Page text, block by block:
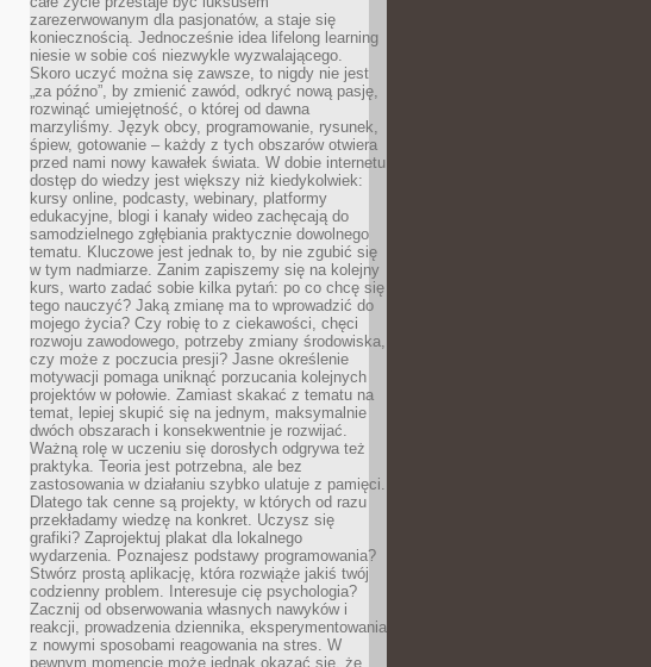
zarezerwowanym dla pasjonatów, a staje się
koniecznością. Jednocześnie idea lifelong learning
niesie w sobie coś niezwykle wyzwalającego.
Skoro uczyć można się zawsze, to nigdy nie jest
„za późno”, by zmienić zawód, odkryć nową pasję,
rozwinąć umiejętność, o której od dawna
marzyliśmy. Język obcy, programowanie, rysunek,
śpiew, gotowanie – każdy z tych obszarów otwiera
przed nami nowy kawałek świata. W dobie internetu
dostęp do wiedzy jest większy niż kiedykolwiek:
kursy online, podcasty, webinary, platformy
edukacyjne, blogi i kanały wideo zachęcają do
samodzielnego zgłębiania praktycznie dowolnego
tematu. Kluczowe jest jednak to, by nie zgubić się
w tym nadmiarze. Zanim zapiszemy się na kolejny
kurs, warto zadać sobie kilka pytań: po co chcę się
tego nauczyć? Jaką zmianę ma to wprowadzić do
mojego życia? Czy robię to z ciekawości, chęci
rozwoju zawodowego, potrzeby zmiany środowiska,
czy może z poczucia presji? Jasne określenie
motywacji pomaga uniknąć porzucania kolejnych
projektów w połowie. Zamiast skakać z tematu na
temat, lepiej skupić się na jednym, maksymalnie
dwóch obszarach i konsekwentnie je rozwijać.
Ważną rolę w uczeniu się dorosłych odgrywa też
praktyka. Teoria jest potrzebna, ale bez
zastosowania w działaniu szybko ulatuje z pamięci.
Dlatego tak cenne są projekty, w których od razu
przekładamy wiedzę na konkret. Uczysz się
grafiki? Zaprojektuj plakat dla lokalnego
wydarzenia. Poznajesz podstawy programowania?
Stwórz prostą aplikację, która rozwiąże jakiś twój
codzienny problem. Interesuje cię psychologia?
Zacznij od obserwowania własnych nawyków i
reakcji, prowadzenia dziennika, eksperymentowania
z nowymi sposobami reagowania na stres. W
pewnym momencie może jednak okazać się, że